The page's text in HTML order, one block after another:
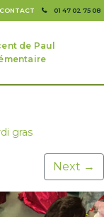
01 47 02 75 08
CONTACT
de Paul
gras
Next →